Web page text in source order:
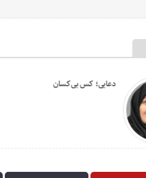
دعایی؛ کس بی‌کسان